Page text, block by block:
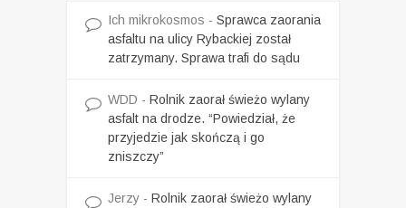
Ich mikrokosmos - Sprawca zaorania
asfaltu na ulicy Rybackiej został
zatrzymany. Sprawa trafi do sądu
WDD - Rolnik zaorał świeżo wylany
asfalt na drodze. “Powiedział, że
przyjedzie jak skończą i go
zniszczy”
Jerzy - Rolnik zaorał świeżo wylany